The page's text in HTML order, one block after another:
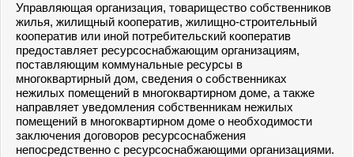
Управляющая организация, товарищество собственников
жилья, жилищный кооператив, жилищно-строительный
кооператив или иной потребительский кооператив
предоставляет ресурсоснабжающим организациям,
поставляющим коммунальные ресурсы в
многоквартирный дом, сведения о собственниках
нежилых помещений в многоквартирном доме, а также
направляет уведомления собственникам нежилых
помещений в многоквартирном доме о необходимости
заключения договоров ресурсоснабжения
непосредственно с ресурсоснабжающими организациями.